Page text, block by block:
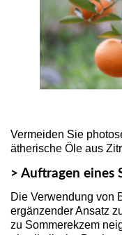
Vermeiden Sie
ätherische Öle aus
> Auftragen eines
Die Verwendung von
ergänzender Ansatz
zu Sommerekzem